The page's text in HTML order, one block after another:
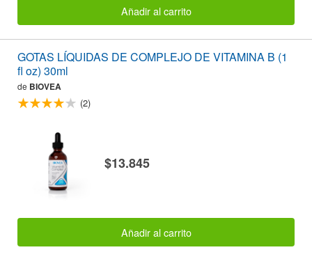
Añadir al carrito
GOTAS LÍQUIDAS DE COMPLEJO DE VITAMINA B (1
fl oz) 30ml
de BIOVEA
(2)
$13.845
Añadir al carrito